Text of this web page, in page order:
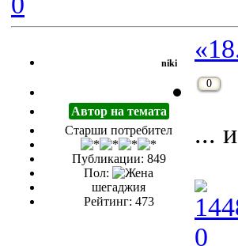
niki
Автор на темата
Старши потребител
Публикации: 849
Пол:
шегаджия
Рейтинг: 473
0
...